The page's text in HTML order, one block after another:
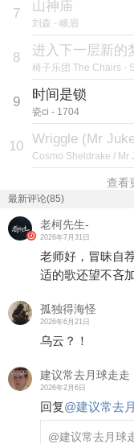
7 山神庙
刘森 - 峨眉
8 进入下一层新的
椅子乐团 The Chairs -
9 时间是锁
瓷ci - 1704
10 Wriggle (Mr
Cosmo Sheldrake / Mr
查看
最新评论(85)
老柯先生-
2026年7月31日
老师好，冒昧自
适的歌还望不吝
孤独得海怪
2026年6月21日
乌云？！
建议常去月球走走
2026年2月6日
回复@建议常去
@建议常去月球